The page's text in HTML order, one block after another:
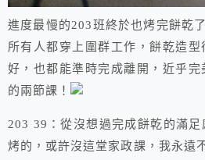
進度最慢的203班終於也烤完餅乾
所有人都穿上圍群工作，餅乾造
好，也都能準時完成離開，近乎
的兩節課！
203 39：從沒想過完成餅乾的滿
烤的，或許沒這堂家政課，我永遠